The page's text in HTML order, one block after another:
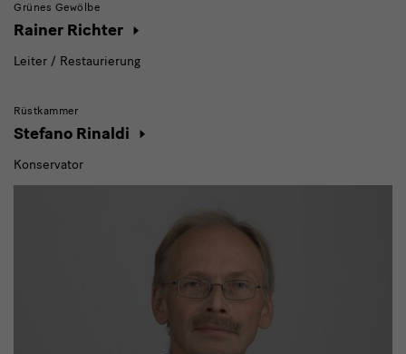
Grünes Gewölbe
Rainer Richter
Leiter / Restaurierung
Rüstkammer
Stefano Rinaldi
Konservator